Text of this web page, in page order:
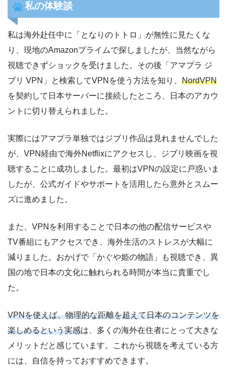
私の体験談
私は海外赴任中に「となりのトトロ」が無性に見たくな
り、現地のAmazonプライムで探しましたが、当然ながら
視聴できずショックを受けました。その後「アマプラ ジ
ブリ VPN」と検索してVPNを使う方法を知り、 NordVPN
を契約して日本サーバーに接続したところ、日本のアカウ
ントに切り替えられました。
実際にはアマプラ単独ではジブリ作品は見れませんでした
が、VPN経由で海外Netflixにアクセスし、ジブリ映画を視
聴することに成功しました。最初はVPNの設定に戸惑いま
したが、公式ガイドやサポートを活用したら意外とスムー
ズに進めました。
また、VPNを利用することで日本の他の配信サービスや
TV番組にもアクセスでき、海外生活のストレスが大幅に
減りました。おかげで「かぐや姫の物語」も視聴でき、異
国の地で日本の文化に触れられる時間が本当に貴重でし
た。
VPNを使えば、物理的な距離を超えて日本のコンテンツを
楽しめるという実感は、多くの海外在住者にとって大きな
メリットだと感じています。これから視聴を考えている方
には、自信を持っておすすめできます。